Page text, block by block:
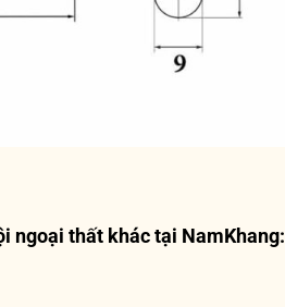
ngoại thất khác tại NamKhang: